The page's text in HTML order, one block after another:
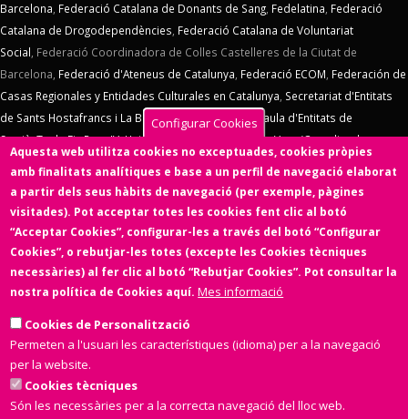
Barcelona Federació Catalana de Donants de Sang Fedelatina Federació
Catalana de Drogodependències Federació Catalana de Voluntariat
Social Federació Coordinadora de Colles Castelleres de la Ciutat de
Barcelona, Federació d'Ateneus de Catalunya Federació ECOM Federación de
Casas Regionales y Entidades Culturales en Catalunya Secretariat d'Entitats
de Sants Hostafrancs i La Bordeta, SOS Racisme
Taula d'Entitats de
Sarrià,Taula Eix Pere IV,Unió d'Entitats de La Marina,Vern (Coordinadora
d'Entitats de La Verneda)
Xarxa d'Economia Solidària
Consell d'Associacions de Barcelona manté un conveni de col·laboració amb
Ens de l'Asociacionisme Cultural - ENS
Coordinadora Catalana de
Fundacions. El Consell d'Associacions de Barcelona és membre deXarxa
d'Economia Solidària,FETS – Finançament Ètic i Solidari,Associació
SinergiaTIC,Coop57i deFiare
Aquesta web ha estat desenvolupada per una entitat de l'Economia
Social i Solidària,
Configurar Cookies
Aquesta web utilitza cookies no exceptuades, cookies pròpies
amb finalitats analítiques e base a un perfil de navegació elaborat
a partir dels seus hàbits de navegació (per exemple, pàgines
visitades). Pot acceptar totes les cookies fent clic al botó
“Acceptar Cookies”, configurar-les a través del botó “Configurar
Cookies”, o rebutjar-les totes (excepte les Cookies tècniques
necessàries) al fer clic al botó “Rebutjar Cookies”. Pot consultar la
nostra política de Cookies aquí. Mes informació
Cookies de Personalització
Permeten a l'usuari les característiques (idioma) per a la navegació
per la website.
Cookies tècniques
Són les necessàries per a la correcta navegació del lloc web.